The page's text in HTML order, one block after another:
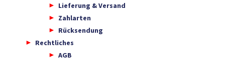
Lieferung & Versand
Zahlarten
Rücksendung
Rechtliches
AGB